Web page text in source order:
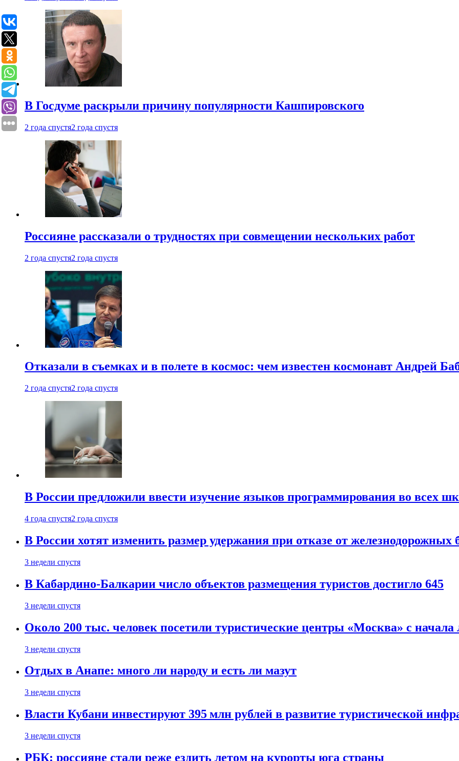
В Госдуме раскрыли причину популярности Кашпировского
2 года спустя2 года спустя
Россияне рассказали о трудностях при совмещении нескольких работ
2 года спустя2 года спустя
Отказали в съемках и в полете в космос: чем известен космонавт Андрей
2 года спустя2 года спустя
В России предложили ввести изучение языков программирования во всех
4 года спустя2 года спустя
В России хотят изменить размер удержания при отказе от железнодорожных
3 недели спустя
В Кабардино-Балкарии число объектов размещения туристов достигло 645
3 недели спустя
Около 200 тыс. человек посетили туристические центры «Москва» с начала
3 недели спустя
Отдых в Анапе: много ли народу и есть ли мазут
3 недели спустя
Власти Кубани инвестируют 395 млн рублей в развитие туристической
3 недели спустя
РБК: россияне стали реже ездить летом на курорты юга страны